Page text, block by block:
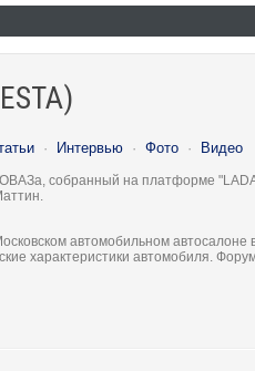
· Интервью · Фото · Видео
собранный на платформе
автомобильном
характеристики автомобиля.